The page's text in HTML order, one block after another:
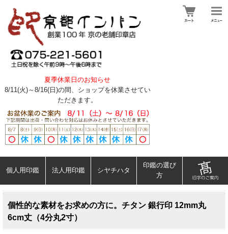
夏季休業日のお知らせ
8/11(火)～8/16(日)の間、ショップを休業させてい
ただきます。
個人用印鑑 法人用印鑑 シヤチハタ
印鑑の選び
方
個性的な素材をお求めの方に。チタン 銀行印 12mm丸
6cm丈（4分丸2寸）